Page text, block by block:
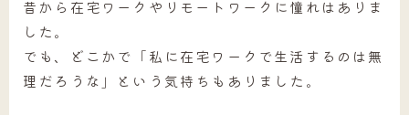
昔から在宅ワークやリモートワークに憧れはありま
した。
でも、どこかで「私に在宅ワークで生活するのは無
理だろうな」という気持ちもありました。